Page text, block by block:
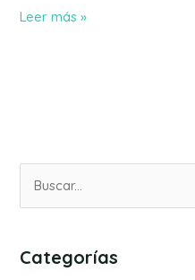
Leer más »
c
Categorías